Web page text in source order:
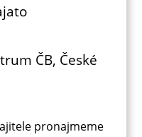
ČB, České
pronajmeme